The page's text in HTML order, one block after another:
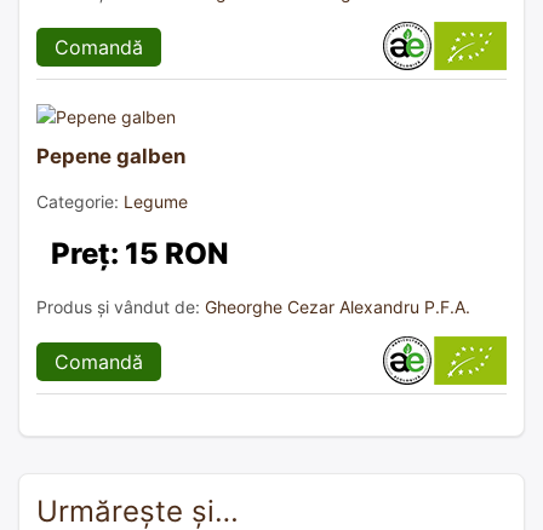
Comandă
Pepene galben
Categorie: Legume
Preț: 15 RON
Produs și vândut de: Gheorghe Cezar Alexandru P.F.A.
Comandă
Urmărește și…